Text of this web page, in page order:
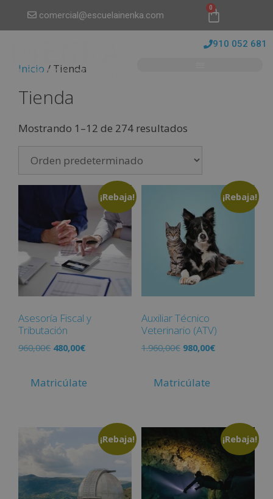
comercial@escuelainenka.com
0
910 052 681
Inicio / Tienda
Tienda
Mostrando 1–12 de 274 resultados
¡Rebaja!
Asesoría Fiscal y
Tributación
960,00€ 480,00€
Matricúlate
¡Rebaja!
Auxiliar Técnico
Veterinario (ATV)
1.960,00€ 980,00€
Matricúlate
¡Rebaja! ¡Rebaja!